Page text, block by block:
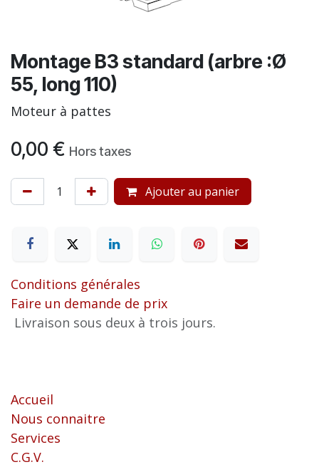
Montage B3 standard (arbre :Ø
55, long 110)
Moteur à pattes
0,00 € Hors taxes
Ajouter au panier
Conditions générales
Faire un demande de prix
Livraison sous deux à trois jours.
Accueil
Nous connaitre
Services
C.G.V.